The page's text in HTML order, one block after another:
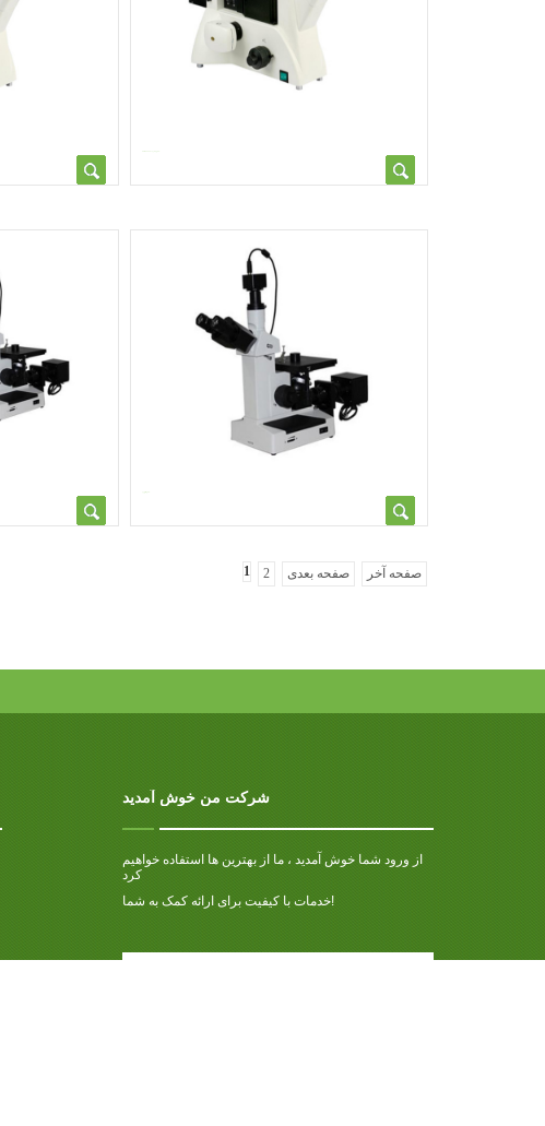
1 2 صفحه بعدی صفحه آخر
شرکت من خوش آمدید
از ورود شما خوش آمدید ، ما از بهترین ها استفاده خواهیم
کرد
خدمات با کیفیت برای ارائه کمک به شما!